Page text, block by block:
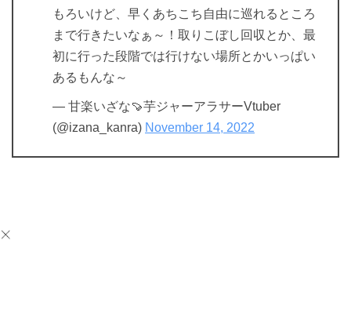
もろいけど、早くあちこち自由に巡れるところ
まで行きたいなぁ～！取りこぼし回収とか、最
初に行った段階では行けない場所とかいっぱい
あるもんな～
— 甘楽いざな🍠芋ジャーアラサーVtuber
(@izana_kanra) November 14, 2022